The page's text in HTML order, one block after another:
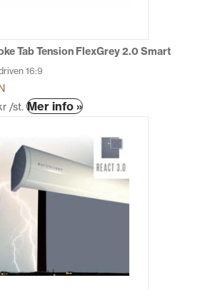
Tab Tension FlexGrey 2.0 Smart
16:9
/st. Mer info »Den
produkten
flera
varianter.
De